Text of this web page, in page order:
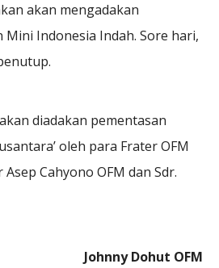
akan mengadakan
Indonesia Indah. Sore hari,
diadakan pementasan
oleh para Frater OFM
Cahyono OFM dan Sdr.
Johnny Dohut OFM